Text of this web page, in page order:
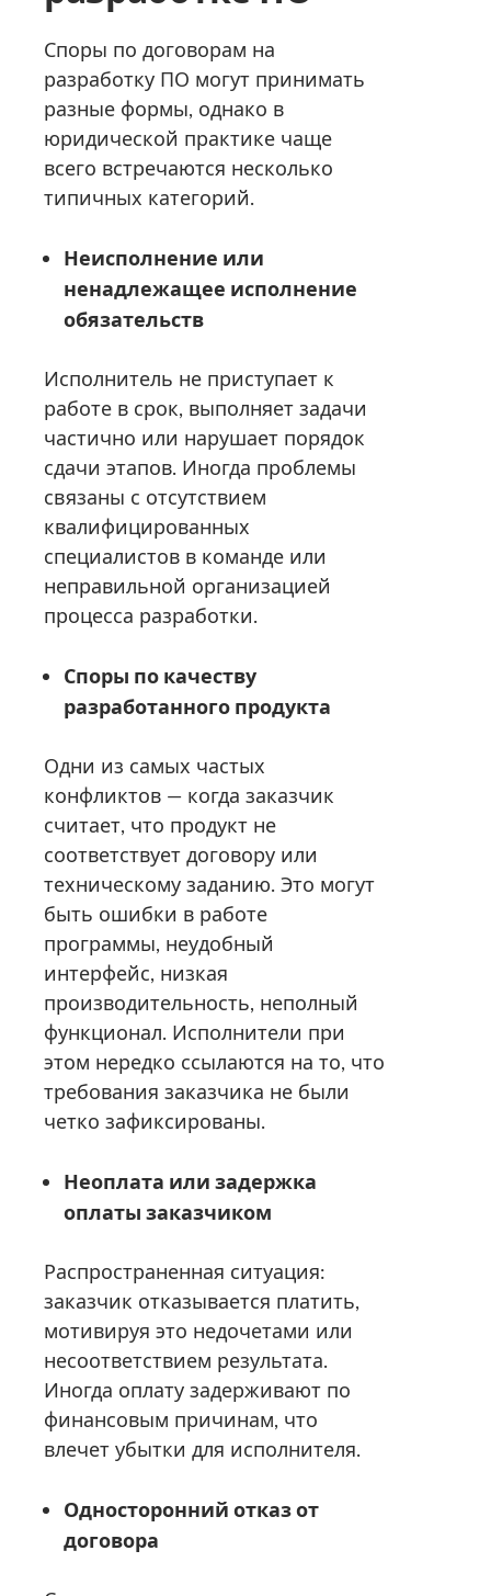
Споры по договорам на
разработку ПО могут принимать
разные формы, однако в
юридической практике чаще
всего встречаются несколько
типичных категорий.
Неисполнение или
ненадлежащее исполнение
обязательств
Исполнитель не приступает к
работе в срок, выполняет задачи
частично или нарушает порядок
сдачи этапов. Иногда проблемы
связаны с отсутствием
квалифицированных
специалистов в команде или
неправильной организацией
процесса разработки.
Споры по качеству
разработанного продукта
Одни из самых частых
конфликтов — когда заказчик
считает, что продукт не
соответствует договору или
техническому заданию. Это могут
быть ошибки в работе
программы, неудобный
интерфейс, низкая
производительность, неполный
функционал. Исполнители при
этом нередко ссылаются на то, что
требования заказчика не были
четко зафиксированы.
Неоплата или задержка
оплаты заказчиком
Распространенная ситуация:
заказчик отказывается платить,
мотивируя это недочетами или
несоответствием результата.
Иногда оплату задерживают по
финансовым причинам, что
влечет убытки для исполнителя.
Односторонний отказ от
договора